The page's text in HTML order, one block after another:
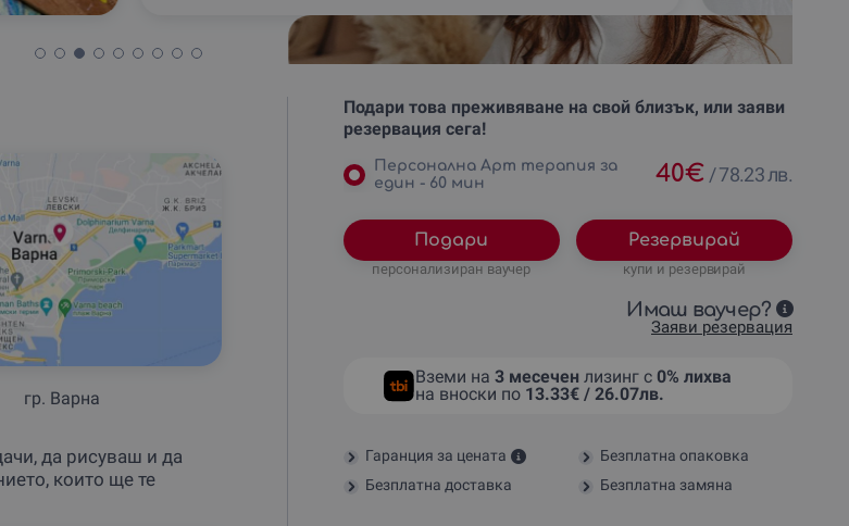
гр. Варна
да рисуваш и да
които ще те
Подари това преживяване на свой близък, или заяви
резервация сега!
Персонална Арт терапия за
един - 60 мин
40€ /78.23 лв.
Подари
персонализиран ваучер
Резервирай
купи и резервирай
Имаш ваучер?
Заяви резервация
Вземи на3 месечен лизинг с0% лихва
на вноски по 13.33€ / 26.07лв.
Гаранция за цената
Безплатна опаковка
Безплатна доставка
Безплатна замяна